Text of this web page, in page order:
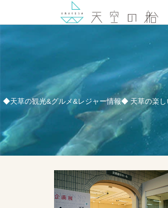
◆天草の観光&グルメ&レジャー情報◆ 天草の楽し